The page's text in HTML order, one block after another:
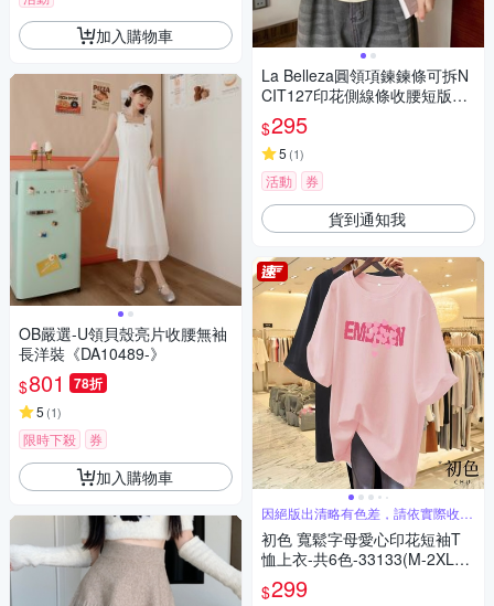
加入購物車
OB嚴選-U領貝殼亮片收腰無袖
長洋裝《DA10489-》
$801 78折
5 (1)
限時下殺 券
加入購物車
La Belleza圓領項鍊鍊條可拆N
CIT127印花側線條收腰短版T
恤
$295
5 (1)
活動 券
貨到通知我
因絕版出清略有色差，請依實際收到
商品為主
初色 寬鬆字母愛心印花短袖T
恤上衣-共6色-33133(M-2XL可
選)
$299